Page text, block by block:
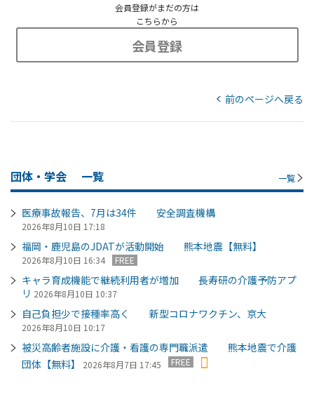
会員登録がまだの方は
こちらから
会員登録
前のページへ戻る
団体・学会 一覧 一覧
医療事故報告、7月は34件 安全調査機構
2026年8月10日 17:18
福岡・鹿児島のJDATが活動開始 熊本地震【無料】
2026年8月10日 16:34 FREE
キャラ育成機能で継続利用者が増加 長寿研の介護予防アプ
リ 2026年8月10日 10:37
自己負担少で接種率高く 新型コロナワクチン、京大
2026年8月10日 10:17
被災高齢者施設に介護・看護の専門職派遣 熊本地震で介護
団体【無料】
2026年8月7日 17:45 FREE